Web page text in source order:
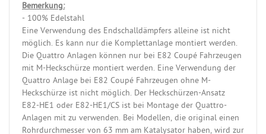
Bemerkung:
- 100% Edelstahl
Eine Verwendung des Endschalldämpfers alleine ist nicht
möglich. Es kann nur die Komplettanlage montiert werden.
Die Quattro Anlagen können nur bei E82 Coupé Fahrzeugen
mit M-Heckschürze montiert werden. Eine Verwendung der
Quattro Anlage bei E82 Coupé Fahrzeugen ohne M-
Heckschürze ist nicht möglich. Der Heckschürzen-Ansatz
E82-HE1 oder E82-HE1/CS ist bei Montage der Quattro-
Anlagen mit zu verwenden. Bei Modellen, die original einen
Rohrdurchmesser von 63 mm am Katalysator haben, wird zur